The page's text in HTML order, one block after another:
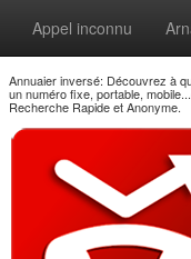
Appel inconnu
Annuaier inversé: Découvrez à
un numéro fixe, portable,
Recherche Rapide et Anonyme.